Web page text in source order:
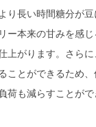
り長い時間糖分が
ー本来の甘みを感
上がります。さら
ことができるため
荷も減らすことがで